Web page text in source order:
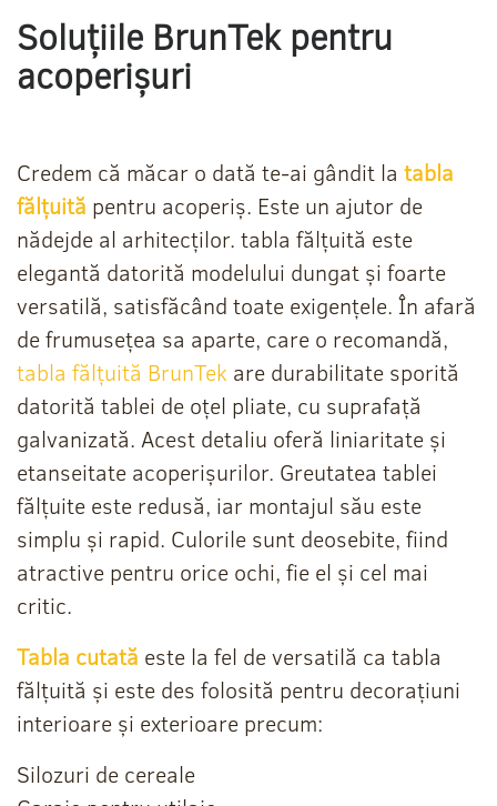
Soluțiile BrunTek pentru
acoperișuri
Credem că măcar o dată te-ai gândit la tabla
fălțuită pentru acoperiș. Este un ajutor de
nădejde al arhitecților. tabla fălțuită este
elegantă datorită modelului dungat și foarte
versatilă, satisfăcând toate exigențele. În afară
de frumusețea sa aparte, care o recomandă,
tabla fălțuită BrunTek are durabilitate sporită
datorită tablei de oțel pliate, cu suprafață
galvanizată. Acest detaliu oferă liniaritate și
etanseitate acoperișurilor. Greutatea tablei
fălțuite este redusă, iar montajul său este
simplu și rapid. Culorile sunt deosebite, fiind
atractive pentru orice ochi, fie el și cel mai
critic.
Tabla cutată este la fel de versatilă ca tabla
fălțuită și este des folosită pentru decorațiuni
interioare și exterioare precum:
Silozuri de cereale